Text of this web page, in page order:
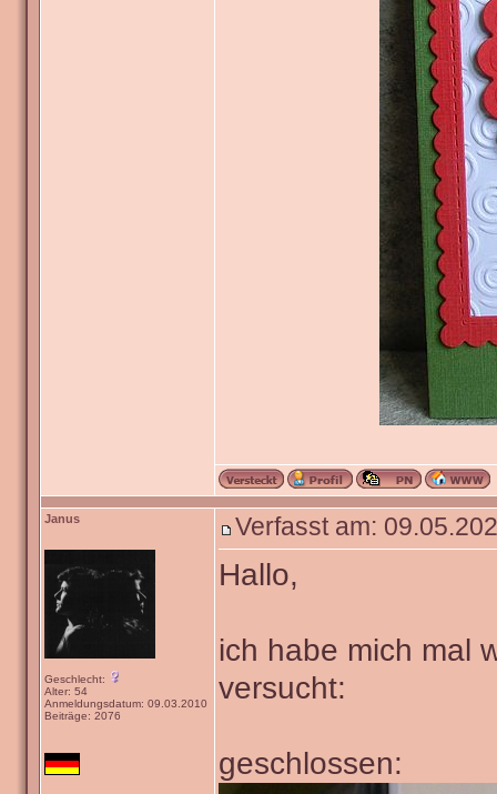
Janus
Geschlecht:
Alter: 54
Anmeldungsdatum: 09.03.2010
Beiträge: 2076
Verfasst am:
Hallo,
ich habe mich mal
versucht:
geschlossen: